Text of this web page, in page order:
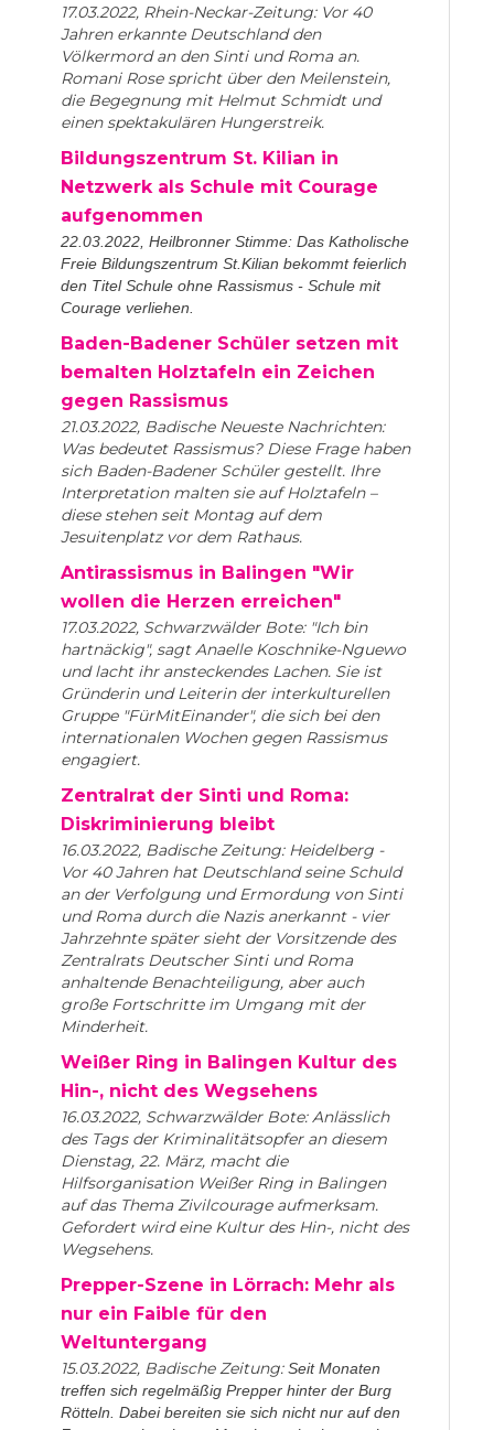
17.03.2022, Rhein-Neckar-Zeitung: Vor 40
Jahren erkannte Deutschland den
Völkermord an den Sinti und Roma an.
Romani Rose spricht über den Meilenstein,
die Begegnung mit Helmut Schmidt und
einen spektakulären Hungerstreik.
Bildungszentrum St. Kilian in
Netzwerk als Schule mit Courage
aufgenommen
22.03.2022, Heilbronner Stimme: Das Katholische
Freie Bildungszentrum St.Kilian bekommt feierlich
den Titel Schule ohne Rassismus - Schule mit
Courage verliehen.
Baden-Badener Schüler setzen mit
bemalten Holztafeln ein Zeichen
gegen Rassismus
21.03.2022, Badische Neueste Nachrichten:
Was bedeutet Rassismus? Diese Frage haben
sich Baden-Badener Schüler gestellt. Ihre
Interpretation malten sie auf Holztafeln –
diese stehen seit Montag auf dem
Jesuitenplatz vor dem Rathaus.
Antirassismus in Balingen "Wir
wollen die Herzen erreichen"
17.03.2022, Schwarzwälder Bote: "Ich bin
hartnäckig", sagt Anaelle Koschnike-Nguewo
und lacht ihr ansteckendes Lachen. Sie ist
Gründerin und Leiterin der interkulturellen
Gruppe "FürMitEinander", die sich bei den
internationalen Wochen gegen Rassismus
engagiert.
Zentralrat der Sinti und Roma:
Diskriminierung bleibt
16.03.2022, Badische Zeitung: Heidelberg -
Vor 40 Jahren hat Deutschland seine Schuld
an der Verfolgung und Ermordung von Sinti
und Roma durch die Nazis anerkannt - vier
Jahrzehnte später sieht der Vorsitzende des
Zentralrats Deutscher Sinti und Roma
anhaltende Benachteiligung, aber auch
große Fortschritte im Umgang mit der
Minderheit.
Weißer Ring in Balingen Kultur des
Hin-, nicht des Wegsehens
16.03.2022, Schwarzwälder Bote: Anlässlich
des Tags der Kriminalitätsopfer an diesem
Dienstag, 22. März, macht die
Hilfsorganisation Weißer Ring in Balingen
auf das Thema Zivilcourage aufmerksam.
Gefordert wird eine Kultur des Hin-, nicht des
Wegsehens.
Prepper-Szene in Lörrach: Mehr als
nur ein Faible für den
Weltuntergang
15.03.2022, Badische Zeitung:Seit Monaten
treffen sich regelmäßig Prepper hinter der Burg
Rötteln. Dabei bereiten sie sich nicht nur auf den